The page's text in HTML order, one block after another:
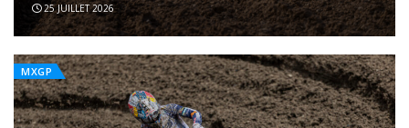
25 JUILLET 2026
MXGP